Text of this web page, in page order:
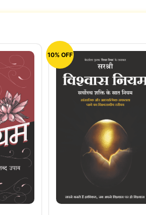
10% OFF